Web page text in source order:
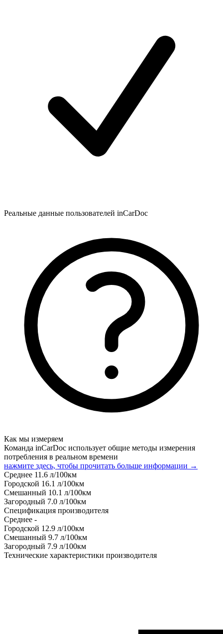
Реальные данные пользователей inCarDoc
Как мы измеряем
Команда inCarDoc использует общие методы измерения
потребления в реальном времени
нажмите здесь, чтобы прочитать больше информации →
Среднее 11.6 л/100км
Городской 16.1 л/100км
Смешанный 10.1 л/100км
Загородный 7.0 л/100км
Спецификация производителя
Среднее -
Городской 12.9 л/100км
Смешанный 9.7 л/100км
Загородный 7.9 л/100км
Технические характеристики производителя